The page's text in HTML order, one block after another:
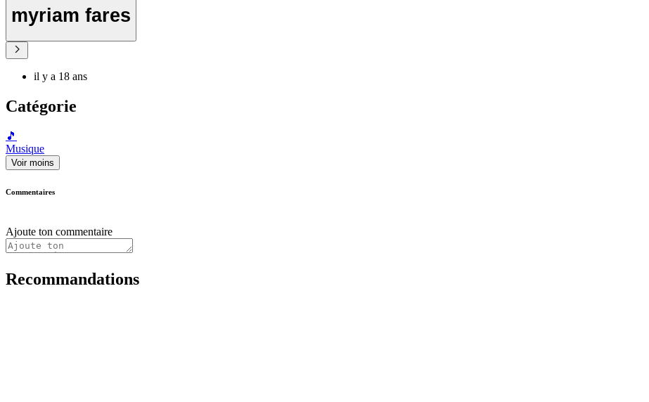
myriam fares
il y a 18 ans
Catégorie
🎵
Musique
Voir moins
Commentaires
Ajoute ton commentaire
Recommandations